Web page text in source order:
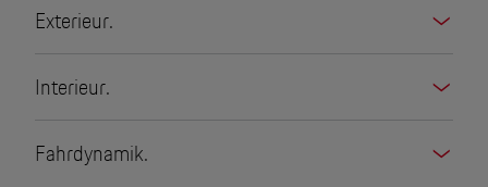
Exterieur.
Interieur.
Fahrdynamik.